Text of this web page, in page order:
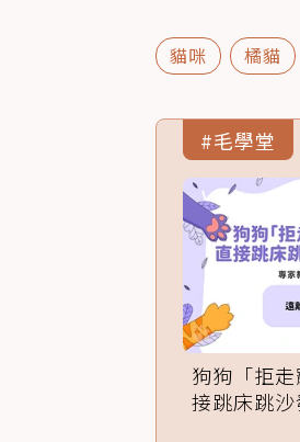
貓咪 橘貓
#毛學堂
狗狗「拒
接跳床跳